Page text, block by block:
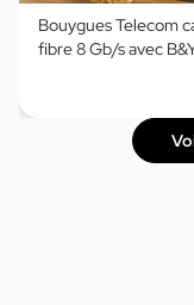
Bouygues Telecom
fibre 8 Gb/s avec